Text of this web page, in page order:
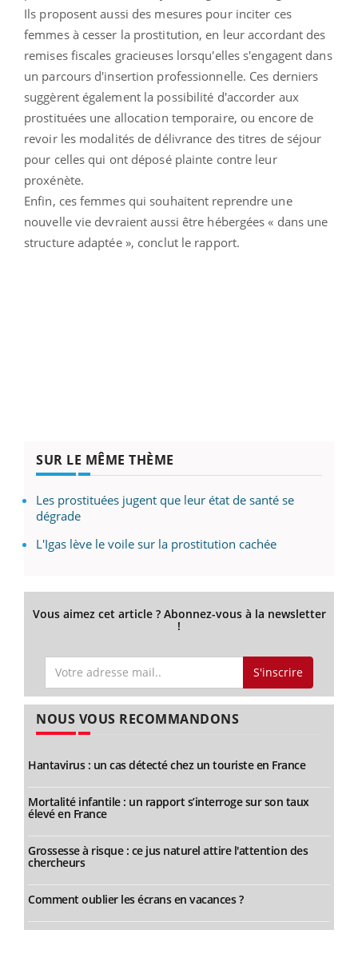
Ils proposent aussi des mesures pour inciter ces
femmes à cesser la prostitution, en leur accordant des
remises fiscales gracieuses lorsqu'elles s'engagent dans
un parcours d'insertion professionnelle. Ces derniers
suggèrent également la possibilité d'accorder aux
prostituées une allocation temporaire, ou encore de
revoir les modalités de délivrance des titres de séjour
pour celles qui ont déposé plainte contre leur
proxénète.
Enfin, ces femmes qui souhaitent reprendre une
nouvelle vie devraient aussi être hébergées « dans une
structure adaptée », conclut le rapport.
SUR LE MÊME THÈME
Les prostituées jugent que leur état de santé se
dégrade
L'Igas lève le voile sur la prostitution cachée
Vous aimez cet article ? Abonnez-vous à la newsletter
!
S'inscrire
NOUS VOUS RECOMMANDONS
Hantavirus : un cas détecté chez un touriste en France
Mortalité infantile : un rapport s’interroge sur son taux
élevé en France
Grossesse à risque : ce jus naturel attire l'attention des
chercheurs
Comment oublier les écrans en vacances ?